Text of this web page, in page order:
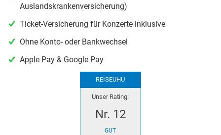
Auslandskrankenversicherung)
Ticket-Versicherung für Konzerte inklusive
Ohne Konto- oder Bankwechsel
Apple Pay & Google Pay
REISEUHU
Unser Rating:
Nr. 12
GUT